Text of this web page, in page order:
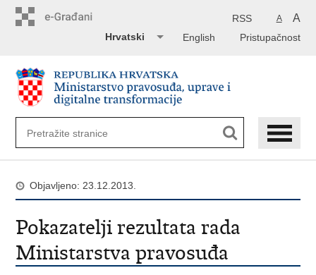
A A
RSS
Pristupačnost
English
Hrvatski
Objavljeno: 23.12.2013.
Pokazatelji rezultata rada
Ministarstva pravosuđa